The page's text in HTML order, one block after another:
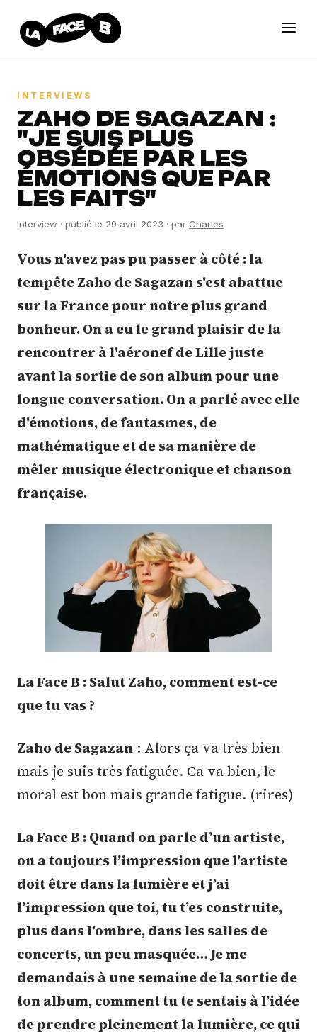
INTERVIEWS
ZAHO DE SAGAZAN :
"JE SUIS PLUS
OBSÉDÉE PAR LES
ÉMOTIONS QUE PAR
LES FAITS"
Interview · publié le 29 avril 2023 · par Charles
Vous n'avez pas pu passer à côté : la
tempête Zaho de Sagazan s'est abattue
sur la France pour notre plus grand
bonheur. On a eu le grand plaisir de la
rencontrer à l'aéronef de Lille juste
avant la sortie de son album pour une
longue conversation. On a parlé avec elle
d'émotions, de fantasmes, de
mathématique et de sa manière de
mêler musique électronique et chanson
française.
La Face B : Salut Zaho, comment est-ce
que tu vas ?
Zaho de Sagazan : Alors ça va très bien
mais je suis très fatiguée. Ca va bien, le
moral est bon mais grande fatigue. (rires)
La Face B : Quand on parle d’un artiste,
on a toujours l’impression que l’artiste
doit être dans la lumière et j’ai
l’impression que toi, tu t’es construite,
plus dans l’ombre, dans les salles de
concerts, un peu masquée… Je me
demandais à une semaine de la sortie de
ton album, comment tu te sentais à l’idée
de prendre pleinement la lumière, ce qui